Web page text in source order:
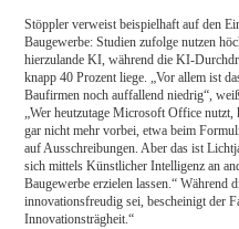
Stöppler verweist beispielhaft auf den
Baugewerbe: Studien zufolge nutzen
hierzulande KI, während die KI-
knapp 40 Prozent liege. „Vor allem ist
Baufirmen noch auffallend niedrig“,
„Wer heutzutage Microsoft Office
gar nicht mehr vorbei, etwa beim
auf Ausschreibungen. Aber das ist
sich mittels Künstlicher Intelligenz an
Baugewerbe erzielen lassen.“ Während
innovationsfreudig sei, bescheinigt der
Innovations­trägheit.“